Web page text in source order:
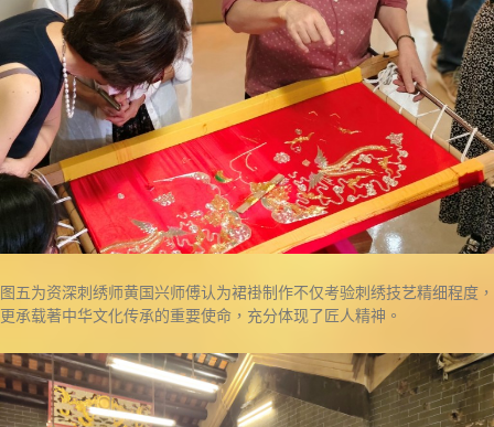
图五为资深刺绣师黄国兴师傅认为裙褂制作不仅考验刺绣技艺精细程度，
更承载著中华文化传承的重要使命，充分体现了匠人精神。